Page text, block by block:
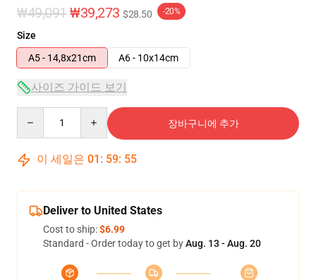
₩49,091 ₩39,273 $28.50 -20%
Size
A5 - 14,8x21cm
A6 - 10x14cm
사이즈 가이드 보기
장바구니에 추가
이 세일은 01 : 59: 54
Deliver to United States
Cost to ship:$6.99
Standard - Order today to get byAug. 13 - Aug. 20